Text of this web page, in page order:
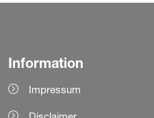
Information
Impressum